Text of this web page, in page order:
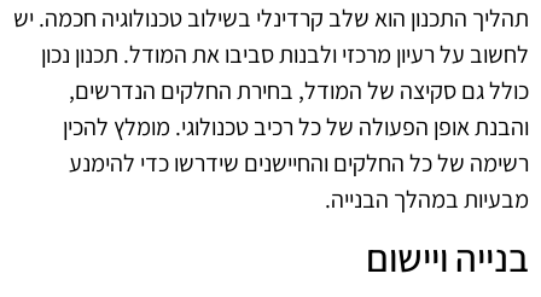
תהליך התכנון הוא שלב קרדינלי בשילוב טכנולוגיה חכמה. יש
לחשוב על רעיון מרכזי ולבנות סביבו את המודל. תכנון נכון
כולל גם סקיצה של המודל, בחירת החלקים הנדרשים,
והבנת אופן הפעולה של כל רכיב טכנולוגי. מומלץ להכין
רשימה של כל החלקים והחיישנים שידרשו כדי להימנע
מבעיות במהלך הבנייה.
בנייה ויישום